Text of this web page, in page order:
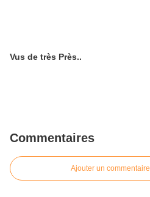
Vus de très Près..
Commentaires
Ajouter un commentaire